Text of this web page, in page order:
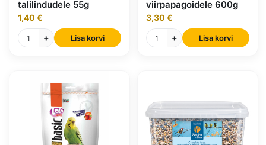
talilindudele 55g
1,40 €
+
Lisa korvi
viirpapagoidele 600g
3,30 €
+
Lisa korvi